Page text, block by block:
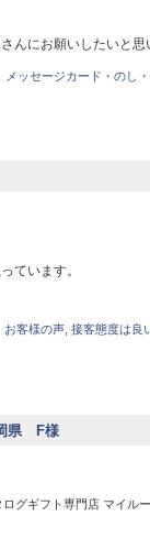
んにお願いしたいと思
メッセージカード・のし
ています。
お客様の声, 接客態度は良
県 F様
ログギフト専門店 マイ